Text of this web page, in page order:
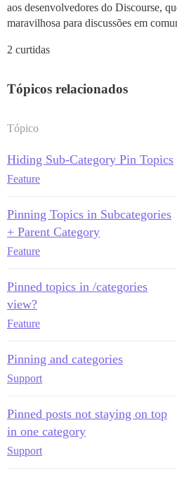
aos desenvolvedores do Discourse,
maravilhosa para discussões em
2 curtidas
Tópicos relacionados
Tópico
Hiding Sub-Category Pin Topics
Feature
Pinning Topics in Subcategories
+ Parent Category
Feature
Pinned topics in /categories
view?
Feature
Pinning and categories
Support
Pinned posts not staying on top
in one category
Support